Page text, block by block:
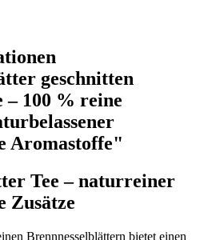
geschnitten
– 100 % reine
Aromastoffe"
Tee – naturreiner
Zusätze
Brennnesselblättern bietet einen